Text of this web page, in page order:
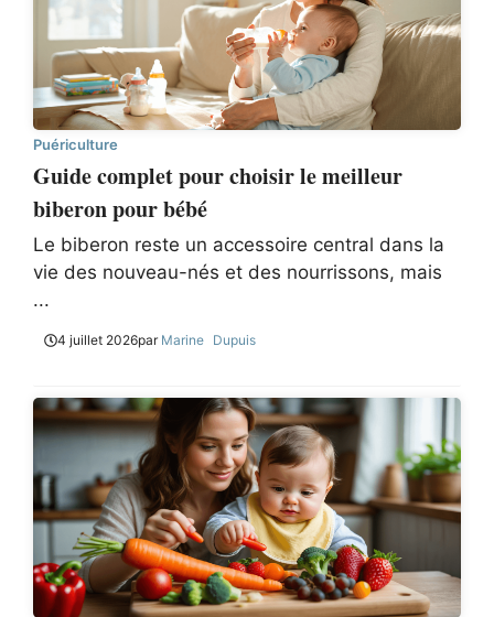
Puériculture
Guide complet pour choisir le meilleur
biberon pour bébé
Le biberon reste un accessoire central dans la
vie des nouveau-nés et des nourrissons, mais
...
4 juillet 2026par Marine Dupuis